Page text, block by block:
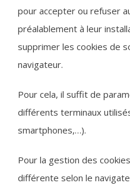
pour accepter ou refuser
préalablement à leur
supprimer les cookies de
navigateur.
Pour cela, il suffit de
différents terminaux
smartphones,…).
Pour la gestion des
différente selon le